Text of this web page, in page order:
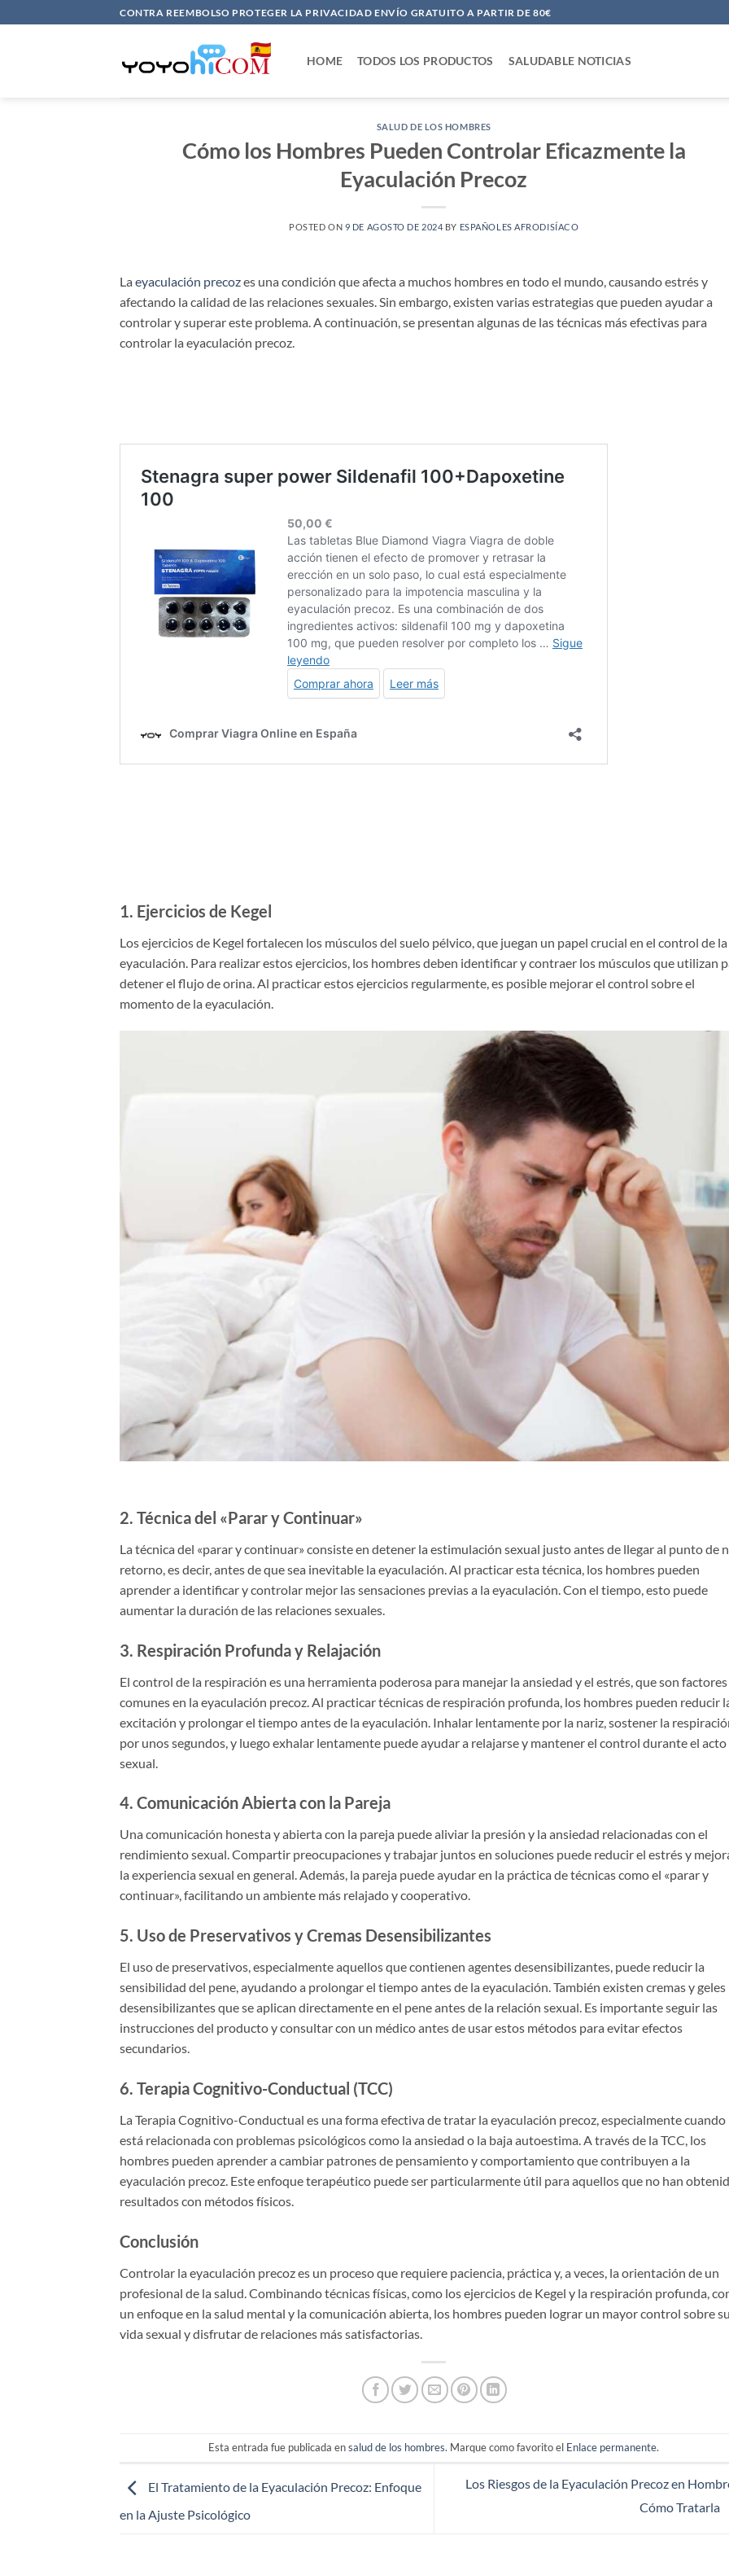
al
CONTRA REEMBOLSO PROTEGER LA PRIVACIDAD ENVÍO GRATUITO A PARTIR DE 80€
HOME TODOS LOS PRODUCTOS SALUDABLE NOTICIAS
SALUD DE LOS HOMBRES
Cómo los Hombres Pueden Controlar Eficazmente la
Eyaculación Precoz
POSTED ON 9 DE AGOSTO DE 2024 BY ESPAÑOLES AFRODISÍACO
La eyaculación precozes una condición que afecta a muchos hombres en todo el mundo, causando estrés y
afectando la calidad de las relaciones sexuales. Sin embargo, existen varias estrategias que pueden ayudar a
controlar y superar este problema. A continuación, se presentan algunas de las técnicas más efectivas para
controlar la eyaculación precoz.
1. Ejercicios de Kegel
Los ejercicios de Kegel fortalecen los músculos del suelo pélvico, que juegan un papel crucial en el control de la
eyaculación. Para realizar estos ejercicios, los hombres deben identificar y contraer los músculos que utilizan
detener el flujo de orina. Al practicar estos ejercicios regularmente, es posible mejorar el control sobre el
momento de la eyaculación.
2. Técnica del «Parar y Continuar»
La técnica del «parar y continuar» consiste en detener la estimulación sexual justo antes de llegar al punto de
retorno, es decir, antes de que sea inevitable la eyaculación. Al practicar esta técnica, los hombres pueden
aprender a identificar y controlar mejor las sensaciones previas a la eyaculación. Con el tiempo, esto puede
aumentar la duración de las relaciones sexuales.
3. Respiración Profunda y Relajación
El control de la respiración es una herramienta poderosa para manejar la ansiedad y el estrés, que son factores
comunes en la eyaculación precoz. Al practicar técnicas de respiración profunda, los hombres pueden reducir
excitación y prolongar el tiempo antes de la eyaculación. Inhalar lentamente por la nariz, sostener la
por unos segundos, y luego exhalar lentamente puede ayudar a relajarse y mantener el control durante el acto
sexual.
4. Comunicación Abierta con la Pareja
Una comunicación honesta y abierta con la pareja puede aliviar la presión y la ansiedad relacionadas con el
rendimiento sexual. Compartir preocupaciones y trabajar juntos en soluciones puede reducir el estrés y
la experiencia sexual en general. Además, la pareja puede ayudar en la práctica de técnicas como el «parar y
continuar», facilitando un ambiente más relajado y cooperativo.
5. Uso de Preservativos y Cremas Desensibilizantes
El uso de preservativos, especialmente aquellos que contienen agentes desensibilizantes, puede reducir la
sensibilidad del pene, ayudando a prolongar el tiempo antes de la eyaculación. También existen cremas y geles
desensibilizantes que se aplican directamente en el pene antes de la relación sexual. Es importante seguir las
instrucciones del producto y consultar con un médico antes de usar estos métodos para evitar efectos
secundarios.
6. Terapia Cognitivo-Conductual (TCC)
La Terapia Cognitivo-Conductual es una forma efectiva de tratar la eyaculación precoz, especialmente cuando
está relacionada con problemas psicológicos como la ansiedad o la baja autoestima. A través de la TCC, los
hombres pueden aprender a cambiar patrones de pensamiento y comportamiento que contribuyen a la
eyaculación precoz. Este enfoque terapéutico puede ser particularmente útil para aquellos que no han
resultados con métodos físicos.
Conclusión
Controlar la eyaculación precoz es un proceso que requiere paciencia, práctica y, a veces, la orientación de un
profesional de la salud. Combinando técnicas físicas, como los ejercicios de Kegel y la respiración profunda,
un enfoque en la salud mental y la comunicación abierta, los hombres pueden lograr un mayor control sobre su
vida sexual y disfrutar de relaciones más satisfactorias.
Esta entrada fue publicada ensalud de los hombres. Marque como favorito el Enlace permanente.
El Tratamiento de la Eyaculación Precoz: Enfoque
en la Ajuste Psicológico
Los Riesgos de la Eyaculación Precoz en
Cómo Tratarla